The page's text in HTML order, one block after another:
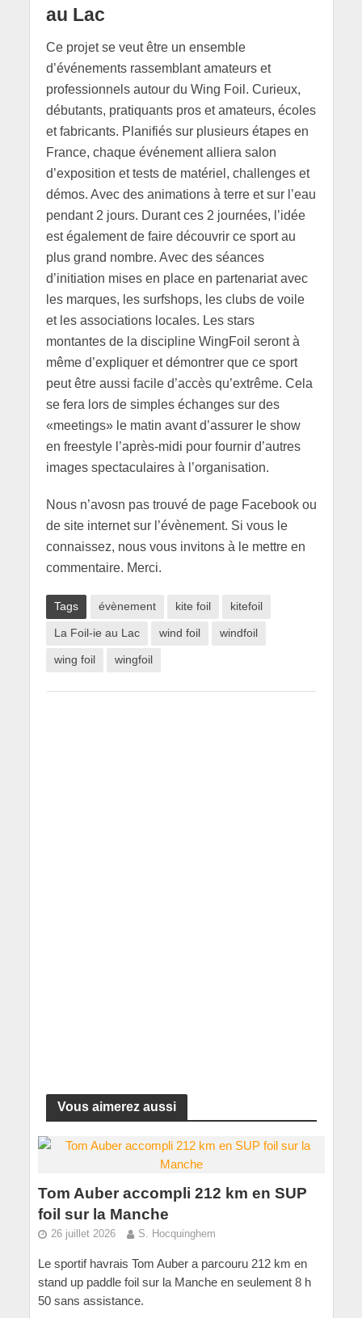
au Lac
Ce projet se veut être un ensemble
d’événements rassemblant amateurs et
professionnels autour du Wing Foil. Curieux,
débutants, pratiquants pros et amateurs, écoles
et fabricants. Planifiés sur plusieurs étapes en
France, chaque événement alliera salon
d’exposition et tests de matériel, challenges et
démos. Avec des animations à terre et sur l’eau
pendant 2 jours. Durant ces 2 journées, l’idée
est également de faire découvrir ce sport au
plus grand nombre. Avec des séances
d’initiation mises en place en partenariat avec
les marques, les surfshops, les clubs de voile
et les associations locales. Les stars
montantes de la discipline WingFoil seront à
même d’expliquer et démontrer que ce sport
peut être aussi facile d’accès qu’extrême. Cela
se fera lors de simples échanges sur des
«meetings» le matin avant d’assurer le show
en freestyle l’après-midi pour fournir d’autres
images spectaculaires à l’organisation.
Nous n’avosn pas trouvé de page Facebook ou
de site internet sur l’évènement. Si vous le
connaissez, nous vous invitons à le mettre en
commentaire. Merci.
Tags évènement kite foil kitefoil
La Foil-ie au Lac wind foil windfoil
wing foil wingfoil
Vous aimerez aussi
Tom Auber accompli 212 km en SUP
foil sur la Manche
26 juillet 2026 S. Hocquinghem
Le sportif havrais Tom Auber a parcouru 212 km en
stand up paddle foil sur la Manche en seulement 8 h
50 sans assistance.